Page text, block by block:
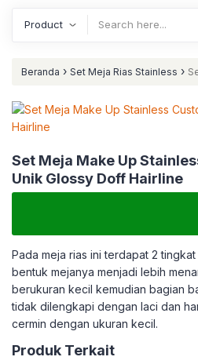
Beranda › Set Meja Rias Stainless ›
Set Meja Make Up
Unik Glossy Doff Hairline
Pada meja rias ini terdapat 2
bentuk mejanya menjadi lebih
berukuran kecil kemudian bagian
tidak dilengkapi dengan laci dan
cermin dengan ukuran kecil.
Produk Terkait